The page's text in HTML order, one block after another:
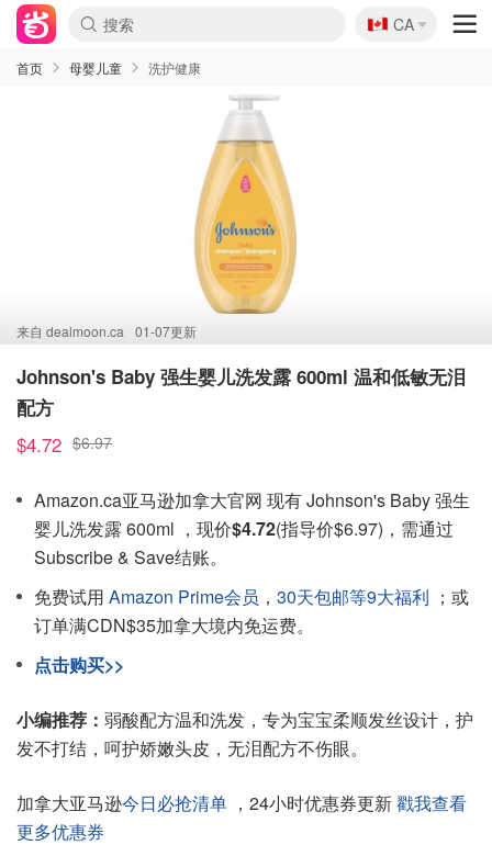
🇨🇦
CA
首页 母婴儿童 洗护健康
来自 dealmoon.ca 01-07更新
Johnson's Baby 强生婴儿洗发露 600ml 温和低敏无泪
配方
$4.72 $6.97
Amazon.ca亚马逊加拿大官网 现有 Johnson's Baby 强生
婴儿洗发露 600ml ，现价$4.72(指导价$6.97)，需通过
Subscribe & Save结账。
免费试用 Amazon Prime会员 ， 30天包邮等9大福利 ；或
订单满CDN$35加拿大境内免运费。
点击购买>>
小编推荐： 弱酸配方温和洗发，专为宝宝柔顺发丝设计，护
发不打结，呵护娇嫩头皮，无泪配方不伤眼。
加拿大亚马逊今日必抢清单 ，24小时优惠券更新戳我查看
更多优惠券